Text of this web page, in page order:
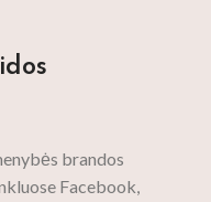
brandos
Facebook,